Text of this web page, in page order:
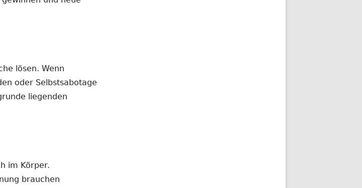
lösen. Wenn
oder Selbstsabotage
liegenden
im Körper.
brauchen